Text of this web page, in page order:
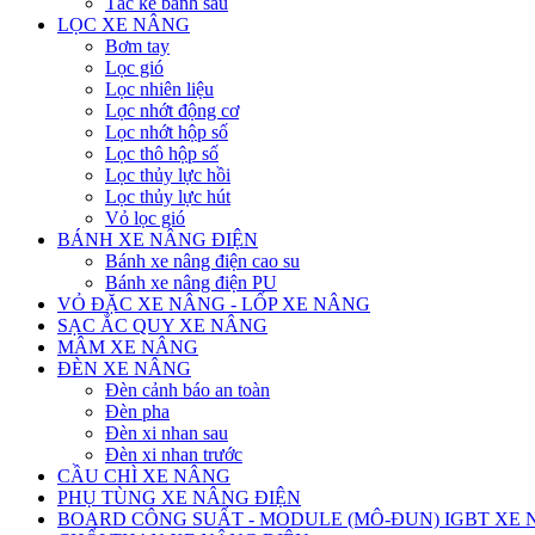
LỌC XE NÂNG
Bơm tay
Lọc gió
Lọc nhiên liệu
Lọc nhớt động cơ
Lọc nhớt hộp số
Lọc thô hộp số
Lọc thủy lực hồi
Lọc thủy lực hút
Vỏ lọc gió
BÁNH XE NÂNG ĐIỆN
Bánh xe nâng điện cao su
Bánh xe nâng điện PU
VỎ ĐẶC XE NÂNG - LỐP XE NÂNG
SẠC ẮC QUY XE NÂNG
MÂM XE NÂNG
ĐÈN XE NÂNG
Đèn cảnh báo an toàn
Đèn pha
Đèn xi nhan sau
Đèn xi nhan trước
CẦU CHÌ XE NÂNG
PHỤ TÙNG XE NÂNG ĐIỆN
BOARD CÔNG SUẤT - MODULE (MÔ-ĐUN) IGBT XE